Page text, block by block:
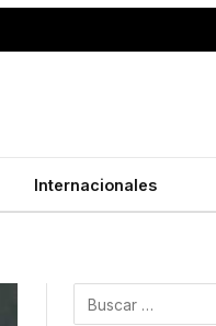
Internacionales